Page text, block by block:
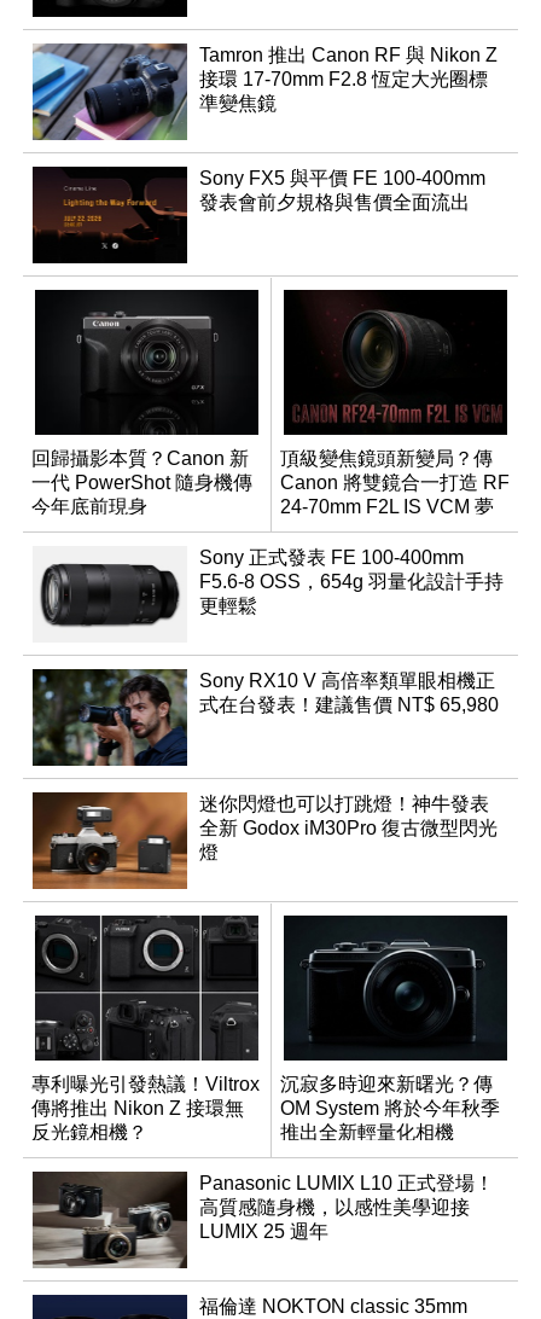
Tamron 推出 Canon RF 與 Nikon Z
接環 17-70mm F2.8 恆定大光圈標
準變焦鏡
Sony FX5 與平價 FE 100-400mm
發表會前夕規格與售價全面流出
回歸攝影本質？Canon 新
一代 PowerShot 隨身機傳
今年底前現身
頂級變焦鏡頭新變局？傳
Canon 將雙鏡合一打造 RF
24-70mm F2L IS VCM 夢
幻規格
Sony 正式發表 FE 100-400mm
F5.6-8 OSS，654g 羽量化設計手持
更輕鬆
Sony RX10 V 高倍率類單眼相機正
式在台發表！建議售價 NT$ 65,980
迷你閃燈也可以打跳燈！神牛發表
全新 Godox iM30Pro 復古微型閃光
燈
專利曝光引發熱議！Viltrox
傳將推出 Nikon Z 接環無
反光鏡相機？
沉寂多時迎來新曙光？傳
OM System 將於今年秋季
推出全新輕量化相機
Panasonic LUMIX L10 正式登場！
高質感隨身機，以感性美學迎接
LUMIX 25 週年
福倫達 NOKTON classic 35mm